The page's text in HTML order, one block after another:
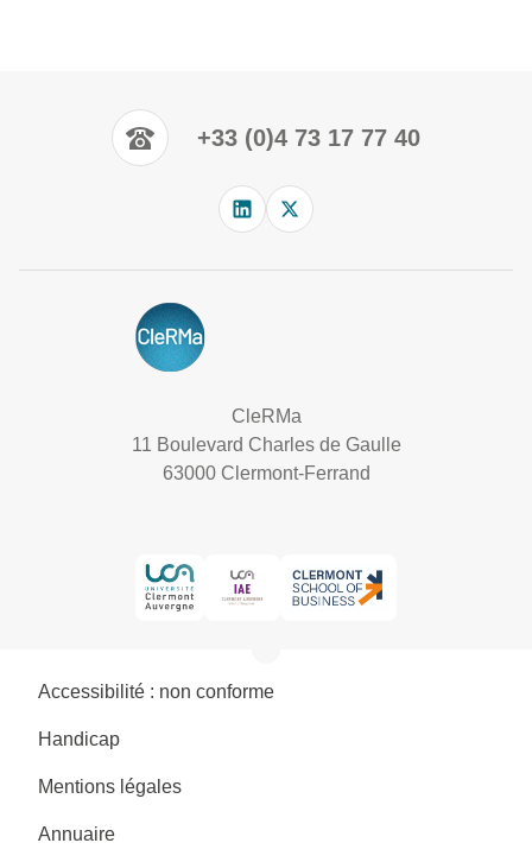
+33 (0)4 73 17 77 40
CleRMa
11 Boulevard Charles de Gaulle
63000 Clermont-Ferrand
Accessibilité : non conforme
Handicap
Mentions légales
Annuaire